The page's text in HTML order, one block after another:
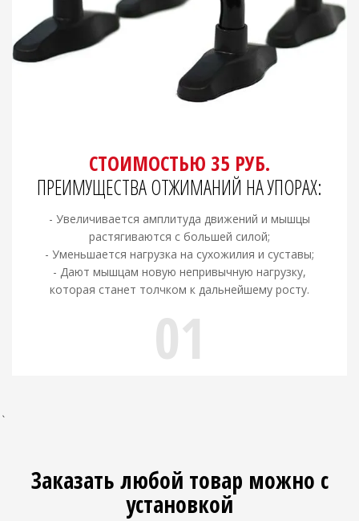
СТОИМОСТЬЮ 35 РУБ.
ПРЕИМУЩЕСТВА ОТЖИМАНИЙ НА УПОРАХ:
- Увеличивается амплитуда движений и мышцы
растягиваются с большей силой;
- Уменьшается нагрузка на сухожилия и суставы;
- Дают мышцам новую непривычную нагрузку,
которая станет толчком к дальнейшему росту.
01
`
Заказать любой товар можно с
установкой